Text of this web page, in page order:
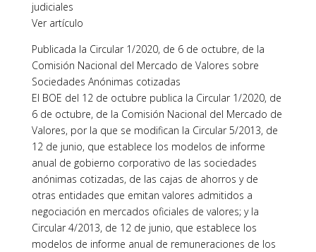
judiciales
Ver artículo
Publicada la Circular 1/2020, de 6 de octubre, de la
Comisión Nacional del Mercado de Valores sobre
Sociedades Anónimas cotizadas
El BOE del 12 de octubre publica la Circular 1/2020, de
6 de octubre, de la Comisión Nacional del Mercado de
Valores, por la que se modifican la Circular 5/2013, de
12 de junio, que establece los modelos de informe
anual de gobierno corporativo de las sociedades
anónimas cotizadas, de las cajas de ahorros y de
otras entidades que emitan valores admitidos a
negociación en mercados oficiales de valores; y la
Circular 4/2013, de 12 de junio, que establece los
modelos de informe anual de remuneraciones de los